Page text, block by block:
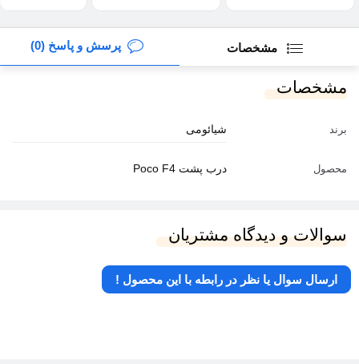
مشخصات پرسش و پاسخ (0)
مشخصات
برند شیائومی
محصول درب پشت Poco F4
سوالات و دیدگاه مشتریان
ارسال سوال یا نظر در رابطه با این محصول !